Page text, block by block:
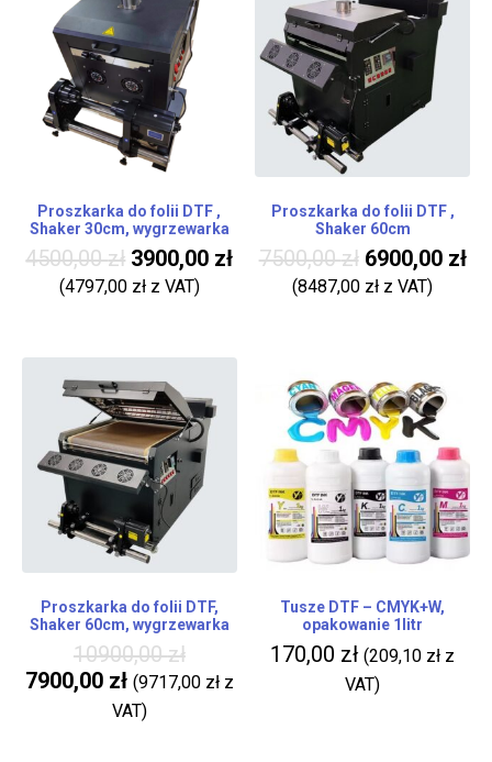
Proszkarka do folii DTF ,
Shaker 30cm, wygrzewarka
4500,00zł 3900,00 zł
(4797,00 złz VAT)
Proszkarka do folii DTF ,
Shaker 60cm
7500,00zł 6900,00 zł
(8487,00 zł z VAT)
Proszkarka do folii DTF,
Shaker 60cm, wygrzewarka
10900,00zł
7900,00 zł (9717,00 złz
VAT)
Tusze DTF – CMYK+W,
opakowanie 1litr
170,00 zł (209,10 zł z
VAT)